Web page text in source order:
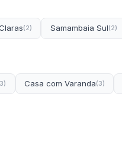
(2) Samambaia Sul(2)
Casa com Varanda(3)